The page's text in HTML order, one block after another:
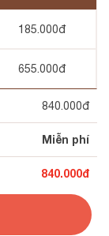
185.000đ
655.000đ
840.000đ
Miễn phí
840.000đ